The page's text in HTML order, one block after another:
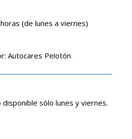
(de lunes a viernes)
Autocares Pelotón
disponible sólo lunes y viernes.